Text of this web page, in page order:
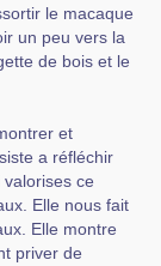
le macaque
un peu vers la
de bois et le
et
a réfléchir
ce
Elle nous fait
Elle montre
priver de